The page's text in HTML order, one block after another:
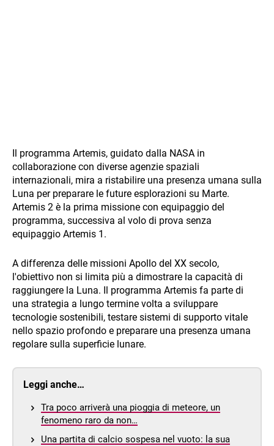
Il programma Artemis, guidato dalla NASA in
collaborazione con diverse agenzie spaziali
internazionali, mira a ristabilire una presenza umana sulla
Luna per preparare le future esplorazioni su Marte.
Artemis 2 è la prima missione con equipaggio del
programma, successiva al volo di prova senza
equipaggio Artemis 1.
A differenza delle missioni Apollo del XX secolo,
l'obiettivo non si limita più a dimostrare la capacità di
raggiungere la Luna. Il programma Artemis fa parte di
una strategia a lungo termine volta a sviluppare
tecnologie sostenibili, testare sistemi di supporto vitale
nello spazio profondo e preparare una presenza umana
regolare sulla superficie lunare.
Leggi anche…
Tra poco arriverà una pioggia di meteore, un
fenomeno raro da non…
Una partita di calcio sospesa nel vuoto: la sua